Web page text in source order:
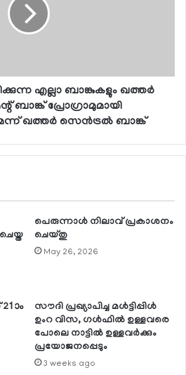
എല്ലാ ബാങ്കുകളും ഖത്തര്‍
ബാങ്ക് പ്രോഗ്രാമുമായി
ഖത്തര്‍ സെന്‍ട്രല്‍ ബാങ്ക്
പെരുന്നാള്‍ നിലാവ് പ്രകാശനം
ചെയ്തു
May 26, 2026
സൗദി പ്രഖ്യാപിച്ച മള്‍ട്ടിപ്പിള്‍
ഉംറ വിസ, ഗള്‍ഫില്‍ ഉള്ളവരെ
പോലെ നാട്ടില്‍ ഉള്ളവര്‍ക്കും
പ്രയോജനപ്പെടും
3 weeks ago